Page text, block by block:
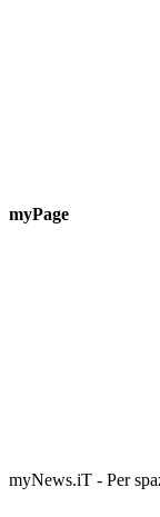
myPage
myNews.iT - Per